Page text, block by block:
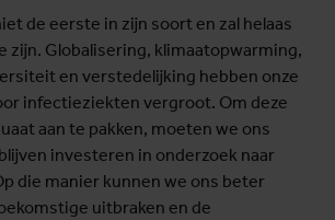
de eerste in zijn soort en zal helaas
zijn. Globalisering, klimaatopwarming,
en verstedelijking hebben onze
infectieziekten vergroot. Om deze
aan te pakken, moeten we ons
investeren in onderzoek naar
die manier kunnen we ons beter
uitbraken en de